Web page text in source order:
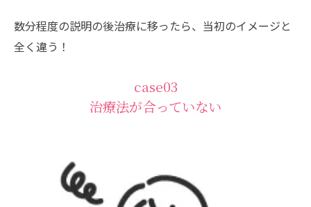
数分程度の説明の後治療に移ったら、当初のイメージと
全く違う！
case03
治療法が合っていない